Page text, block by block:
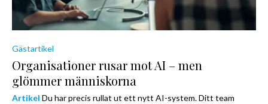
Gästartikel
Organisationer rusar mot AI – men
glömmer människorna
Artikel Du har precis rullat ut ett nytt AI-system. Ditt team